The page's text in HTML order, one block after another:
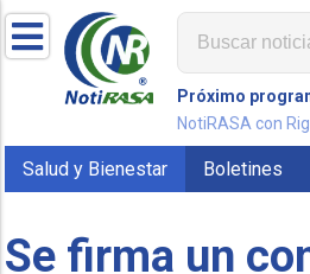
Próximo
NotiRASA con
Salud y Bienestar Boletines
Se firma un